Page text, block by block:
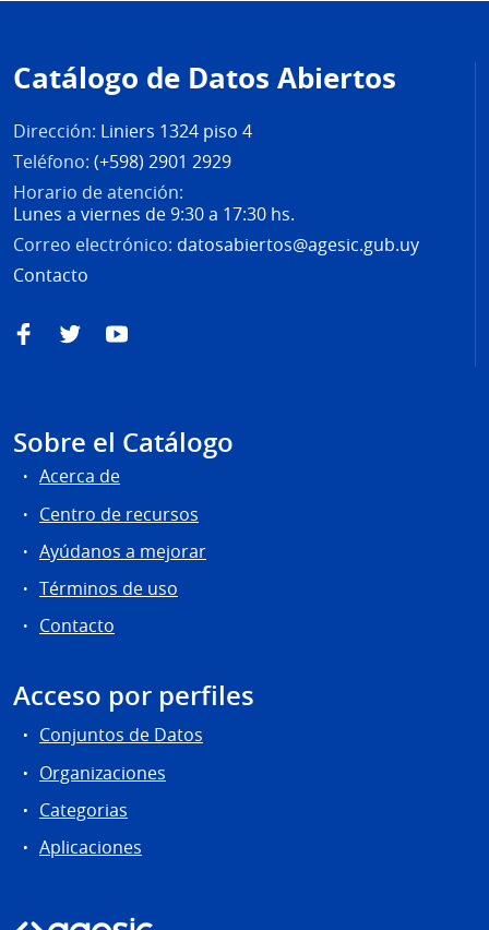
de
página
Catálogo de Datos Abiertos
Dirección: Liniers 1324 piso 4
Teléfono: (+598) 2901 2929
Horario de atención:
Lunes a viernes de 9:30 a 17:30 hs.
Correo electrónico: datosabiertos@agesic.gub.uy
Contacto
FacebookTwitterYouTube
Sobre el Catálogo
Acerca de
Centro de recursos
Ayúdanos a mejorar
Términos de uso
Contacto
Acceso por perfiles
Conjuntos de Datos
Organizaciones
Categorias
Aplicaciones